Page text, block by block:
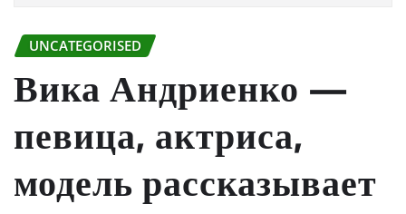
UNCATEGORISED
Вика Андриенко —
певица, актриса,
модель рассказывает